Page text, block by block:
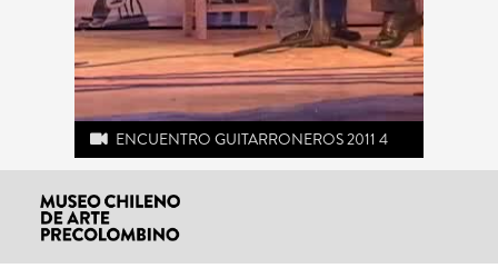
ENCUENTRO GUITARRONEROS 2011 4